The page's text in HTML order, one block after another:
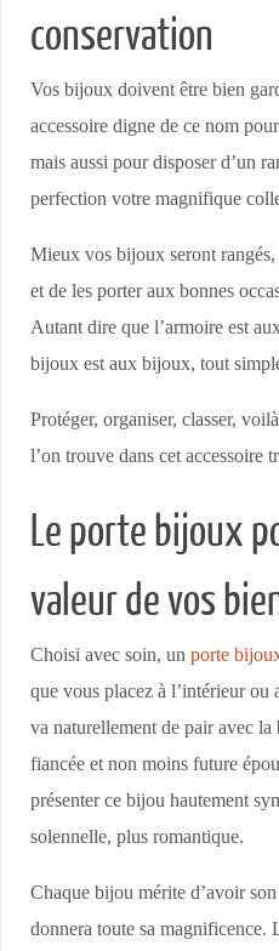
conservation
Vos bijoux doivent être bien
accessoire digne de ce nom
mais aussi pour disposer d’un
perfection votre magnifique
Mieux vos bijoux seront
et de les porter aux bonnes
Autant dire que l’armoire est
bijoux est aux bijoux, tout
Protéger, organiser, classer,
l’on trouve dans cet accessoire
Le porte bijoux
valeur de vos
Choisi avec soin, unporte
que vous placez à l’intérieur ou
va naturellement de pair avec la
fiancée et non moins future
présenter ce bijou hautement
solennelle, plus romantique.
Chaque bijou mérite d’avoir
donnera toute sa magnificence.